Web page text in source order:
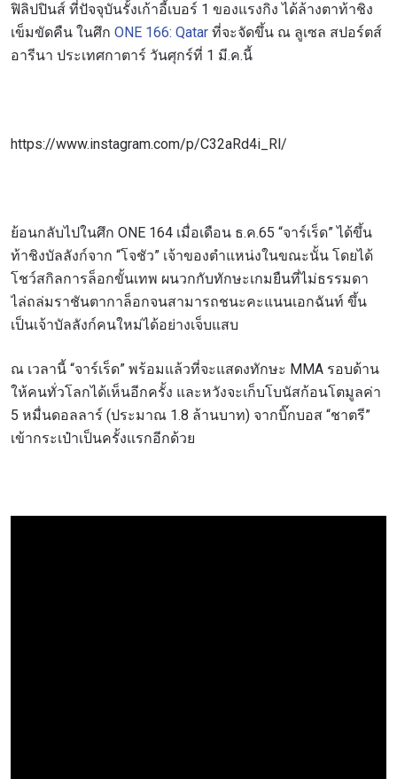
ฟิลิปปินส์ ที่ปัจจุบันรั้งเก้าอี้เบอร์ 1 ของแรงกิง ได้ล้างตาท้าชิง
เข็มขัดคืน ในศึก ONE 166: Qatar ที่จะจัดขึ้น ณ ลูเซล สปอร์ตส์
อารีนา ประเทศกาตาร์ วันศุกร์ที่ 1 มี.ค.นี้
https://www.instagram.com/p/C32aRd4i_Rl/
ย้อนกลับไปในศึก ONE 164 เมื่อเดือน ธ.ค.65 “จาร์เร็ด” ได้ขึ้น
ท้าชิงบัลลังก์จาก “โจชัว” เจ้าของตำแหน่งในขณะนั้น โดยได้
โชว์สกิลการล็อกขั้นเทพ ผนวกกับทักษะเกมยืนที่ไม่ธรรมดา
ไล่ถล่มราชันตากาล็อกจนสามารถชนะคะแนนเอกฉันท์ ขึ้น
เป็นเจ้าบัลลังก์คนใหม่ได้อย่างเจ็บแสบ
ณ เวลานี้ “จาร์เร็ด” พร้อมแล้วที่จะแสดงทักษะ MMA รอบด้าน
ให้คนทั่วโลกได้เห็นอีกครั้ง และหวังจะเก็บโบนัสก้อนโตมูลค่า
5 หมื่นดอลลาร์ (ประมาณ 1.8 ล้านบาท) จากบิ๊กบอส “ชาตรี”
เข้ากระเป๋าเป็นครั้งแรกอีกด้วย